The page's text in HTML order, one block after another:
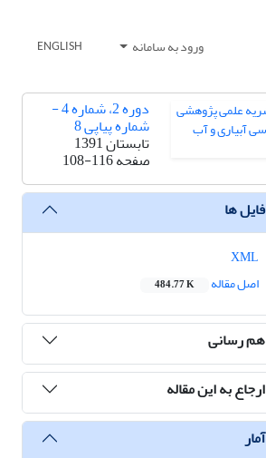
ورود به سامانه ENGLISH
دوره 2، شماره 4 -
شماره پیاپی 8
تابستان 1391
صفحه108-116
فایل ها
اصل مقاله
484.77 K
هم رسانی
ارجاع به این مقاله
آمار